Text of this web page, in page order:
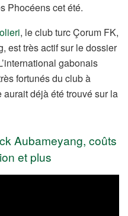
Phocéens cet été.
, le club turc Çorum FK,
est très actif sur le dossier
gabonais
fortunés du club à
déjà été trouvé sur la
Aubameyang, coûts
et plus